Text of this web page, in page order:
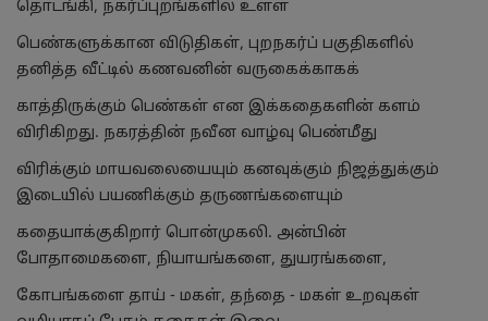
தொடங்கி, நகர்ப்புறங்களில் உள்ள
பெண்களுக்கான விடுதிகள், புறநகர்ப் பகுதிகளில்
தனித்த வீட்டில் கணவனின் வருகைக்காகக்
காத்திருக்கும் பெண்கள் என இக்கதைகளின் களம்
விரிகிறது. நகரத்தின் நவீன வாழ்வு பெண்மீது
விரிக்கும் மாயவலையையும் கனவுக்கும் நிஜத்துக்கும்
இடையில் பயணிக்கும் தருணங்களையும்
கதையாக்குகிறார் பொன்முகலி. அன்பின்
போதாமைகளை, நியாயங்களை, துயரங்களை,
கோபங்களை தாய் - மகள், தந்தை - மகள் உறவுகள்